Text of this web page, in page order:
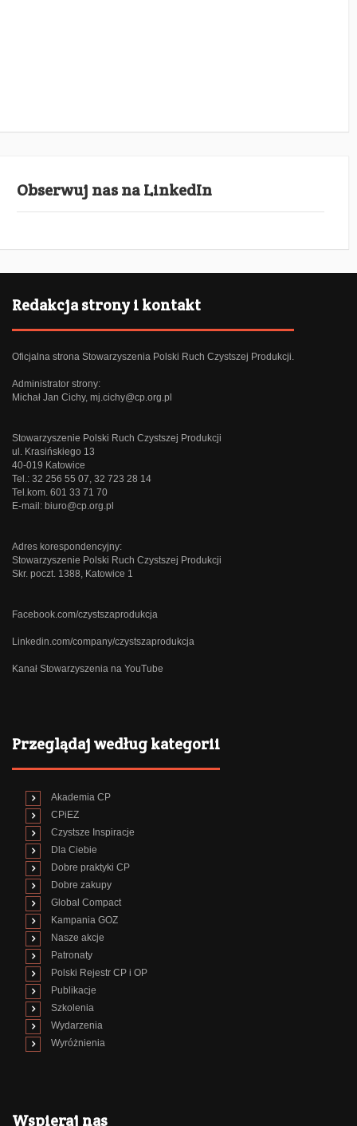
Obserwuj nas na LinkedIn
Redakcja strony i kontakt
Oficjalna strona Stowarzyszenia Polski Ruch Czystszej Produkcji.
Administrator strony:
Michał Jan Cichy, mj.cichy@cp.org.pl
Stowarzyszenie Polski Ruch Czystszej Produkcji
ul. Krasińskiego 13
40-019 Katowice
Tel.: 32 256 55 07, 32 723 28 14
Tel.kom. 601 33 71 70
E-mail: biuro@cp.org.pl
Adres korespondencyjny:
Stowarzyszenie Polski Ruch Czystszej Produkcji
Skr. poczt. 1388, Katowice 1
Facebook.com/czystszaprodukcja
Linkedin.com/company/czystszaprodukcja
Kanał Stowarzyszenia na YouTube
Przeglądaj według kategorii
Akademia CP
CPiEZ
Czystsze Inspiracje
Dla Ciebie
Dobre praktyki CP
Dobre zakupy
Global Compact
Kampania GOZ
Nasze akcje
Patronaty
Polski Rejestr CP i OP
Publikacje
Szkolenia
Wydarzenia
Wyróżnienia
Wspieraj nas